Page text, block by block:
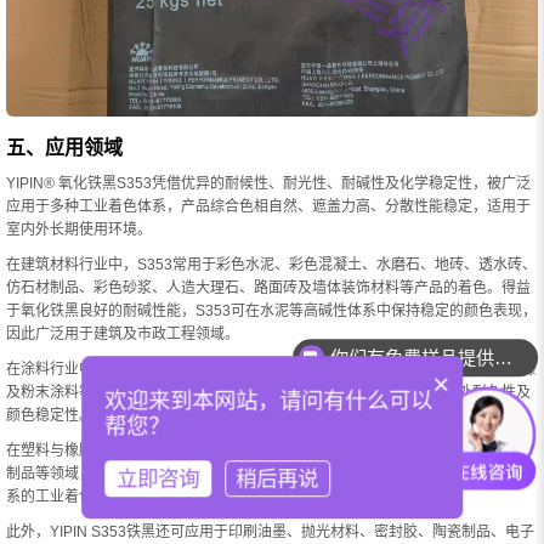
五、应用领域
YIPIN® 氧化铁黑S353凭借优异的耐候性、耐光性、耐碱性及化学稳定性，被广泛
应用于多种工业着色体系，产品综合色相自然、遮盖力高、分散性能稳定，适用于
室内外长期使用环境。
在建筑材料行业中，S353常用于彩色水泥、彩色混凝土、水磨石、地砖、透水砖、
仿石材制品、彩色砂浆、人造大理石、路面砖及墙体装饰材料等产品的着色。得益
于氧化铁黑良好的耐碱性能，S353可在水泥等高碱性体系中保持稳定的颜色表现，
因此广泛用于建筑及市政工程领域。
在涂料行业中，S353适用于建筑涂料、工业防护涂料、木器漆、防腐涂料、地坪漆
及粉末涂料等体系。其优异的耐光性与耐候性，能够有效提升涂层的户外耐久性及
颜色稳定性。
在塑料与橡胶行业中，S353 可应用于 PVC、PE、PP、色母粒、工程塑料及橡胶
制品等领域，产品具有良好的分散性能和稳定的着色效果，能够满足多种聚合物体
系的工业着色需求。
此外，YIPIN S353铁黑还可应用于印刷油墨、抛光材料、密封胶、陶瓷制品、电子
你们有免费样品提供吗？
你们可以提供配色服务吗？
×
欢迎来到本网站，请问有什么可以
帮您？
立即咨询 稍后再说